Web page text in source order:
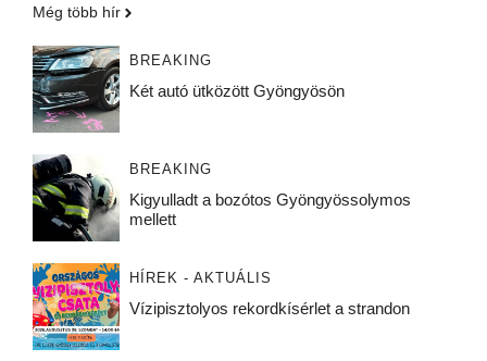
Még több hír
BREAKING
Két autó ütközött Gyöngyösön
BREAKING
Kigyulladt a bozótos Gyöngyössolymos
mellett
HÍREK - AKTUÁLIS
Vízipisztolyos rekordkísérlet a strandon